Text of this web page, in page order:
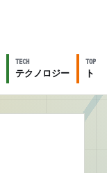
TECH
テクノロジー
TOPICS
ト